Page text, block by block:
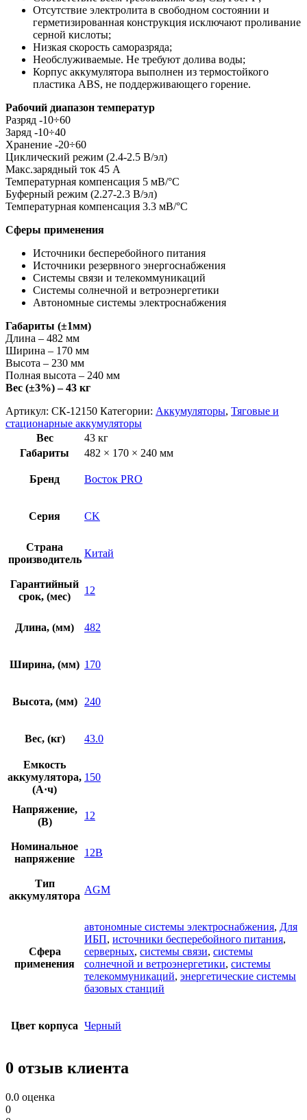
Отсутствие электролита в свободном состоянии и
герметизированная конструкция исключают проливание
серной кислоты;
Низкая скорость саморазряда;
Необслуживаемые. Не требуют долива воды;
Корпус аккумулятора выполнен из термостойкого
пластика ABS, не поддерживающего горение.
Рабочий диапазон температур
Разряд -10÷60
Заряд -10÷40
Хранение -20÷60
Циклический режим (2.4-2.5 В/эл)
Макс.зарядный ток 45 А
Температурная компенсация 5 мВ/°С
Буферный режим (2.27-2.3 В/эл)
Температурная компенсация 3.3 мВ/°С
Cферы применения
Источники бесперебойного питания
Источники резервного энергоснабжения
Системы связи и телекоммуникаций
Системы солнечной и ветроэнергетики
Автономные системы электроснабжения
Габариты (±1мм)
Длина – 482 мм
Ширина – 170 мм
Высота – 230 мм
Полная высота – 240 мм
Вес (±3%) – 43 кг
Артикул: СК-12150 Категории: Аккумуляторы, Тяговые и
стационарные аккумуляторы
Вес
43 кг
Габариты
482 × 170 × 240 мм
Бренд Восток PRO
Серия CK
Страна
производитель
Китай
Гарантийный
срок, (мес)
12
Длина, (мм) 482
Ширина, (мм) 170
Высота, (мм) 240
Вес, (кг) 43.0
Емкость
аккумулятора,
(А·ч)
150
Напряжение,
(В)
12
Номинальное
напряжение
12В
Тип
аккумулятора
AGM
Сфера
применения
автономные системы электроснабжения, Для
ИБП, источники бесперебойного питания,
серверных, системы связи, системы
солнечной и ветроэнергетики, системы
телекоммуникаций, энергетические системы
базовых станций
Цвет корпуса Черный
0 отзыв клиента
0.0 оценка
0